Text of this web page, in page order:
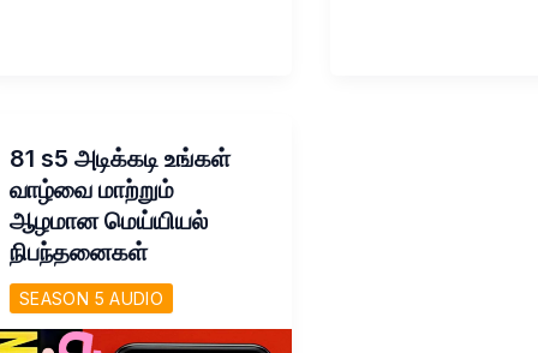
81 s5 அடிக்கடி உங்கள்
வாழ்வை மாற்றும்
ஆழமான மெய்யியல்
நிபந்தனைகள்
SEASON 5 AUDIO